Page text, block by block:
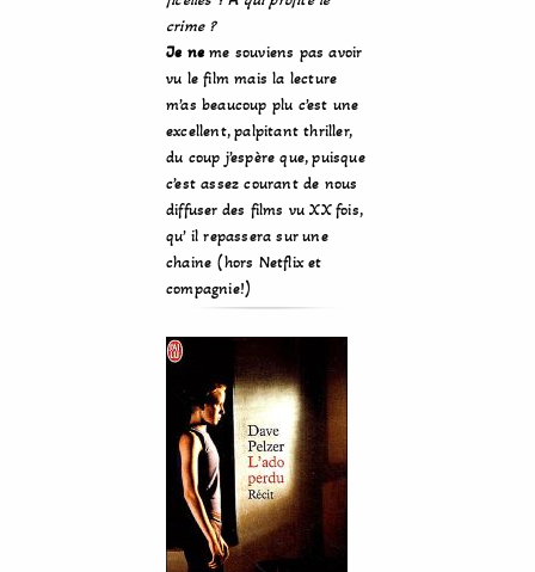
crime ?
Je ne me souviens pas avoir
vu le film mais la lecture
m’as beaucoup plu c’est une
excellent, palpitant thriller,
du coup j’espère que, puisque
c’est assez courant de nous
diffuser des films vu XX fois,
qu’ il repassera sur une
chaine (hors Netflix et
compagnie!)